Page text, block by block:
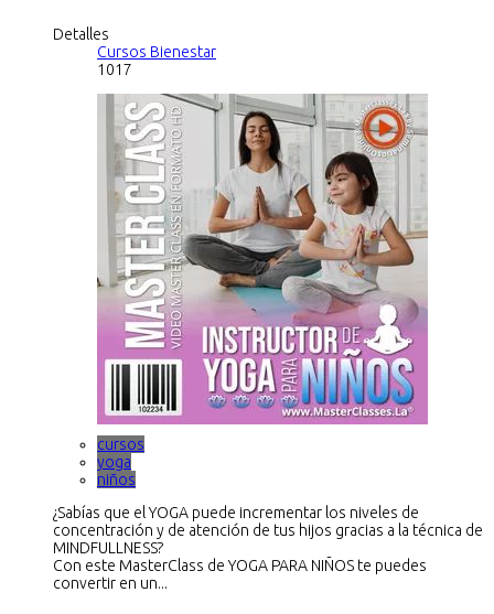
Detalles
Cursos Bienestar
1017
cursos
yoga
niños
¿Sabías que el YOGA puede incrementar los niveles de
concentración y de atención de tus hijos gracias a la técnica de
MINDFULLNESS?
Con este MasterClass de YOGA PARA NIÑOS te puedes
convertir en un...